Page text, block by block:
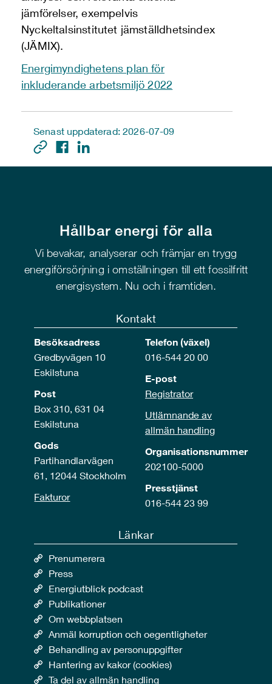
jämförelser, exempelvis
Nyckeltalsinstitutet jämställdhetsindex
(JÄMIX).
Energimyndighetens plan för
inkluderande arbetsmiljö 2022
Senast uppdaterad: 2026-07-09
Hållbar energi för alla
Vi bevakar, analyserar och främjar en trygg
energiförsörjning i omställningen till ett fossilfritt
energisystem. Nu och i framtiden.
Kontakt
Besöksadress
Gredbyvägen 10
Eskilstuna
Post
Box 310, 631 04
Eskilstuna
Gods
Partihandlarvägen
61, 12044 Stockholm
Fakturor
Telefon (växel)
016-544 20 00
E-post
Registrator
Utlämnande av
allmän handling
Organisationsnummer
202100-5000
Presstjänst
016-544 23 99
Länkar
Prenumerera
Press
Energiutblick podcast
Publikationer
Om webbplatsen
Anmäl korruption och oegentligheter
Behandling av personuppgifter
Hantering av kakor (cookies)
Ta del av allmän handling